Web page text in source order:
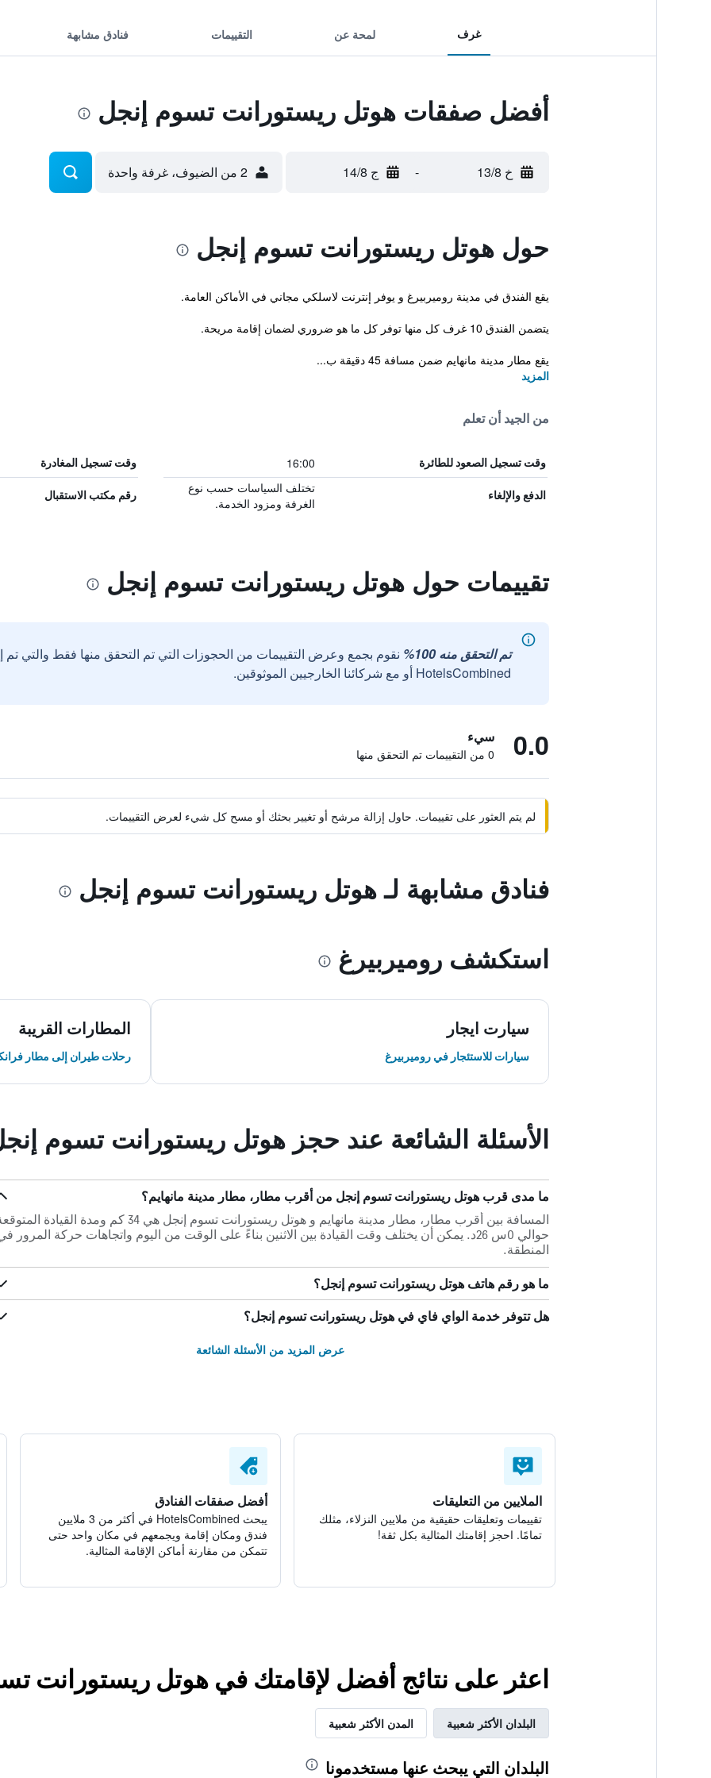
غرف لمحة عن التقييمات فنادق مشابهة
أفضل صفقات هوتل ريستورانت تسوم إنجل
خ 13/8 - ج 14/8 2 من الضيوف، غرفة واحدة
حول هوتل ريستورانت تسوم إنجل
يقع الفندق في مدينة روميربيرغ و يوفر إنترنت لاسلكي مجاني في الأماكن العامة.
يتضمن الفندق 10 غرف كل منها توفر كل ما هو ضروري لضمان إقامة مريحة.
يقع مطار مدينة مانهايم ضمن مسافة 45 دقيقة ب...
المزيد
من الجيد أن تعلم
وقت تسجيل الصعود للطائرة 16:00 وقت تسجيل المغادرة
الدفع والإلغاء
تختلف السياسات حسب نوع
الغرفة ومزود الخدمة.
رقم مكتب الاستقبال
تقييمات حول هوتل ريستورانت تسوم إنجل
تم التحقق منه 100%
نقوم بجمع وعرض التقييمات من الحجوزات التي تم التحقق منها فقط والتي
HotelsCombined أو مع شركائنا الخارجيين الموثوقين.
0.0 سيء
0 من التقييمات تم التحقق منها
لم يتم العثور على تقييمات. حاول إزالة مرشح أو تغيير بحثك أو مسح كل شيء لعرض التقييمات.
فنادق مشابهة لـ هوتل ريستورانت تسوم إنجل
استكشف روميربيرغ
سيارت ايجار
سيارات للاستئجار في روميربيرغ
المطارات القريبة
رحلات طيران إلى مطار
الأسئلة الشائعة عند حجز هوتل ريستورانت تسوم
ما مدى قرب هوتل ريستورانت تسوم إنجل من أقرب مطار، مطار مدينة مانهايم؟
المسافة بين أقرب مطار، مطار مدينة مانهايم و هوتل ريستورانت تسوم إنجل هي 34 كم ومدة القيادة
حوالي 0س 26د. يمكن أن يختلف وقت القيادة بين الاثنين بناءً على الوقت من اليوم واتجاهات حركة المرور
المنطقة.
ما هو رقم هاتف هوتل ريستورانت تسوم إنجل؟
هل تتوفر خدمة الواي فاي في هوتل ريستورانت تسوم إنجل؟
عرض المزيد من الأسئلة الشائعة
الملايين من التعليقات
تقييمات وتعليقات حقيقية من ملايين النزلاء، مثلك
تمامًا. احجز إقامتك المثالية بكل ثقة!
أفضل صفقات الفنادق
يبحث HotelsCombined في أكثر من 3 ملايين
فندق ومكان إقامة ويجمعهم في مكان واحد حتى
تتمكن من مقارنة أماكن الإقامة المثالية.
اعثر على نتائج أفضل لإقامتك في هوتل ريستورانت
البلدان الأكثر شعبية المدن الأكثر شعبية
البلدان التي يبحث عنها مستخدمونا